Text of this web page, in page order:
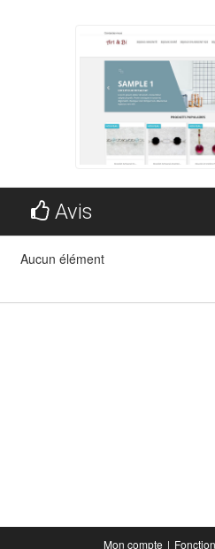
Avis
Aucun élément
Mon compte